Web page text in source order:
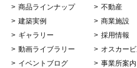
商品ラインナップ
建築実例
ギャラリー
動画ライブラリー
イベントブログ
不動産
商業施設
採用情報
オスカー
事業所案内